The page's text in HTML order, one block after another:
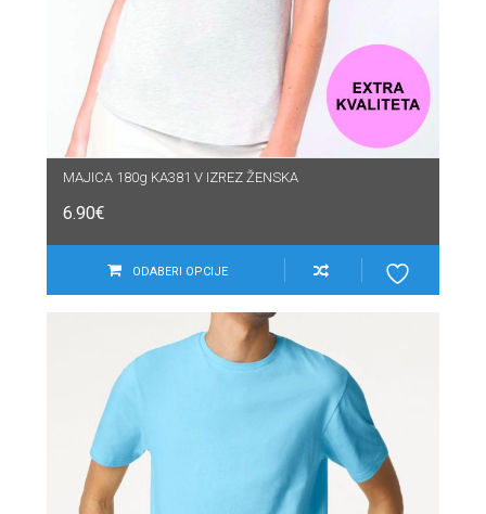
MAJICA 180g KA381 V IZREZ ŽENSKA
6.90€
ODABERI OPCIJE